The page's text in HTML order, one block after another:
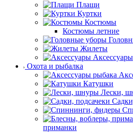
Плащи
Куртки
Костюмы
Костюмы летние
Жилеты
Аксессуары
Охота и рыбалка
Катушки
Лески,
приманки